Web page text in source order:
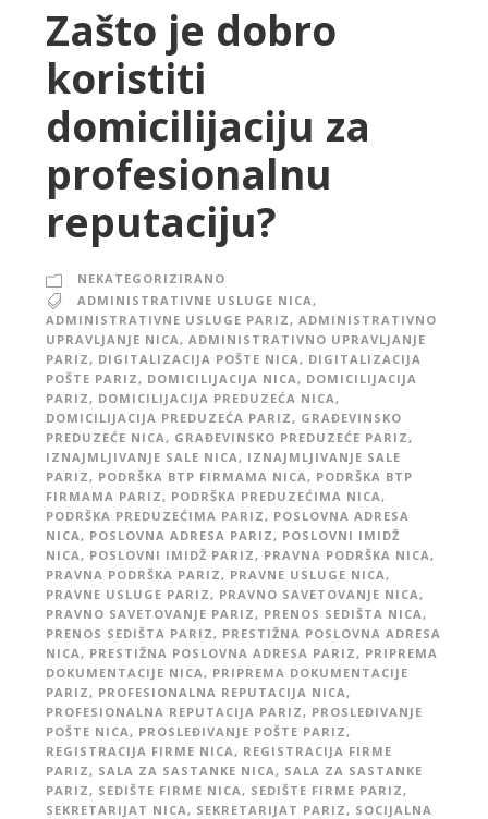
Zašto je dobro
koristiti
domicilijaciju za
profesionalnu
reputaciju?
NEKATEGORIZIRANO
ADMINISTRATIVNE USLUGE NICA ,
ADMINISTRATIVNE USLUGE PARIZ , ADMINISTRATIVNO
UPRAVLJANJE NICA , ADMINISTRATIVNO UPRAVLJANJE
PARIZ , DIGITALIZACIJA POŠTE NICA , DIGITALIZACIJA
POŠTE PARIZ , DOMICILIJACIJA NICA , DOMICILIJACIJA
PARIZ , DOMICILIJACIJA PREDUZEĆA NICA ,
DOMICILIJACIJA PREDUZEĆA PARIZ , GRAĐEVINSKO
PREDUZEĆE NICA , GRAĐEVINSKO PREDUZEĆE PARIZ ,
IZNAJMLJIVANJE SALE NICA , IZNAJMLJIVANJE SALE
PARIZ , PODRŠKA BTP FIRMAMA NICA , PODRŠKA BTP
FIRMAMA PARIZ , PODRŠKA PREDUZEĆIMA NICA ,
PODRŠKA PREDUZEĆIMA PARIZ , POSLOVNA ADRESA
NICA , POSLOVNA ADRESA PARIZ , POSLOVNI IMIDŽ
NICA , POSLOVNI IMIDŽ PARIZ , PRAVNA PODRŠKA NICA ,
PRAVNA PODRŠKA PARIZ , PRAVNE USLUGE NICA ,
PRAVNE USLUGE PARIZ , PRAVNO SAVETOVANJE NICA ,
PRAVNO SAVETOVANJE PARIZ , PRENOS SEDIŠTA NICA ,
PRENOS SEDIŠTA PARIZ , PRESTIŽNA POSLOVNA ADRESA
NICA , PRESTIŽNA POSLOVNA ADRESA PARIZ , PRIPREMA
DOKUMENTACIJE NICA , PRIPREMA DOKUMENTACIJE
PARIZ , PROFESIONALNA REPUTACIJA NICA ,
PROFESIONALNA REPUTACIJA PARIZ , PROSLEĐIVANJE
POŠTE NICA , PROSLEĐIVANJE POŠTE PARIZ ,
REGISTRACIJA FIRME NICA , REGISTRACIJA FIRME
PARIZ , SALA ZA SASTANKE NICA , SALA ZA SASTANKE
PARIZ , SEDIŠTE FIRME NICA , SEDIŠTE FIRME PARIZ ,
SEKRETARIJAT NICA , SEKRETARIJAT PARIZ , SOCIJALNA